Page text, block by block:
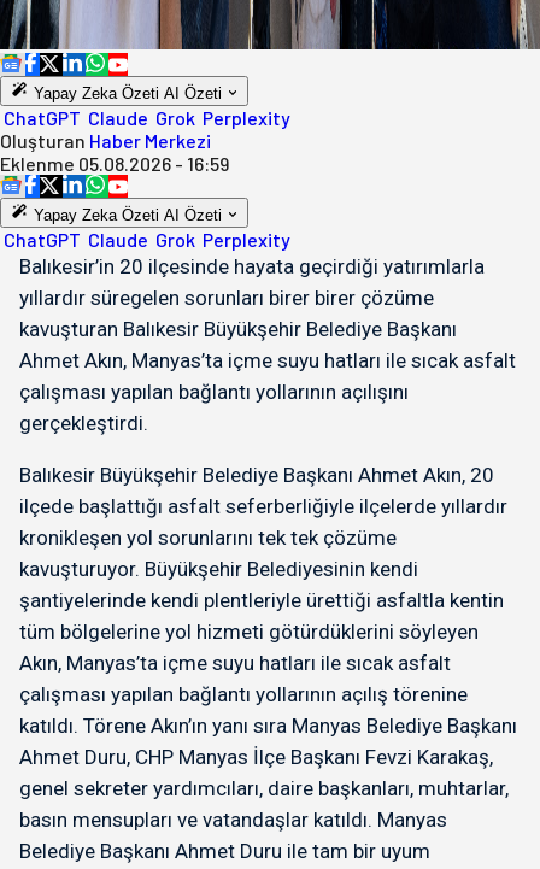
Yapay Zeka Özeti AI Özeti
ChatGPT Claude Grok Perplexity
Oluşturan Haber Merkezi
Eklenme 05.08.2026 - 16:59
Yapay Zeka Özeti AI Özeti
ChatGPT Claude Grok Perplexity
Balıkesir’in 20 ilçesinde hayata geçirdiği yatırımlarla
yıllardır süregelen sorunları birer birer çözüme
kavuşturan Balıkesir Büyükşehir Belediye Başkanı
Ahmet Akın, Manyas’ta içme suyu hatları ile sıcak asfalt
çalışması yapılan bağlantı yollarının açılışını
gerçekleştirdi.
Balıkesir Büyükşehir Belediye Başkanı Ahmet Akın, 20
ilçede başlattığı asfalt seferberliğiyle ilçelerde yıllardır
kronikleşen yol sorunlarını tek tek çözüme
kavuşturuyor. Büyükşehir Belediyesinin kendi
şantiyelerinde kendi plentleriyle ürettiği asfaltla kentin
tüm bölgelerine yol hizmeti götürdüklerini söyleyen
Akın, Manyas’ta içme suyu hatları ile sıcak asfalt
çalışması yapılan bağlantı yollarının açılış törenine
katıldı. Törene Akın’ın yanı sıra Manyas Belediye Başkanı
Ahmet Duru, CHP Manyas İlçe Başkanı Fevzi Karakaş,
genel sekreter yardımcıları, daire başkanları, muhtarlar,
basın mensupları ve vatandaşlar katıldı. Manyas
Belediye Başkanı Ahmet Duru ile tam bir uyum